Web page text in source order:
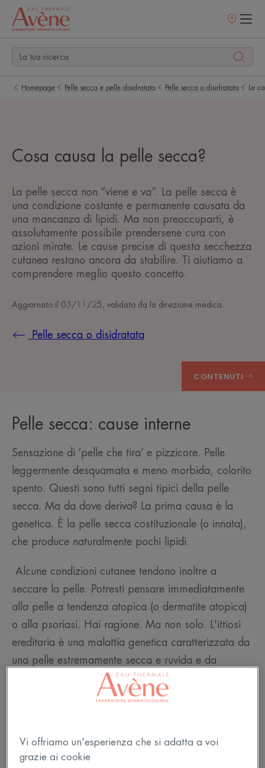
Punti
Homepage Pelle secca e pelle disidratata Pelle secca o disidratata Le
Cosa causa la pelle secca?
La pelle secca non “viene e va”. La pelle secca è
una condizione costante e permanente causata da
una mancanza di lipidi. Ma non preoccuparti, è
assolutamente possibile prendersene cura con
azioni mirate. Le cause precise di questa secchezza
cutanea restano ancora da stabilire. Ti aiutiamo a
comprendere meglio questo concetto.
Aggiornato il 03/11/25 , validato da la direzione medica
Pelle secca o disidratata
CONTENUTI
Pelle secca: cause interne
Sensazione di ‘pelle che tira’ e pizzicore. Pelle
leggermente desquamata e meno morbida, colorito
spento. Questi sono tutti segni tipici della pelle
secca. Ma da dove deriva? La prima causa è la
genetica. È la pelle secca costituzionale (o innata),
che produce naturalmente pochi lipidi.
Alcune condizioni cutanee tendono inoltre a
seccare la pelle. Potresti pensare immediatamente
alla pelle a tendenza atopica (o dermatite atopica)
o alla psoriasi. Hai ragione. Ma non solo. L'ittiosi
ereditaria è una malattia genetica caratterizzata da
una pelle estremamente secca e ruvida e da
un'eccessiva desquamazione.
Vi offriamo un'esperienza che si adatta a voi
grazie ai cookie